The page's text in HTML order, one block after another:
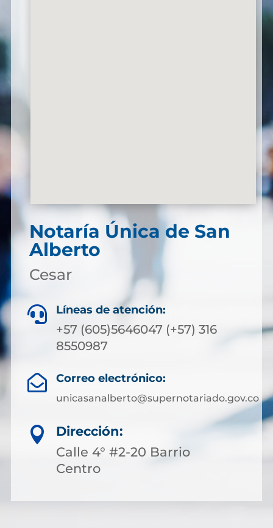
Notaría Única de San
Alberto
Cesar
 Líneas de atención:
+57 (605)5646047 (+57) 316
8550987
 Correo electrónico:
unicasanalberto@supernotariado.gov.co

Dirección:
Calle 4° #2-20 Barrio
Centro